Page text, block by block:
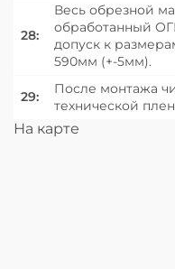
28:
Весь обрезной
обработанный
допуск к
590мм (+-5мм).
29:
После монтажа
технической
На карте